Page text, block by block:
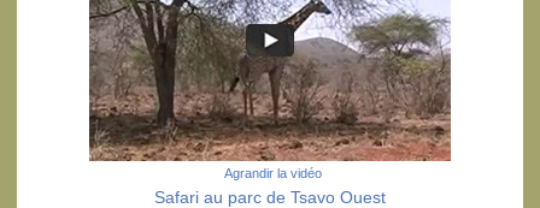
Agrandir la vidéo
Safari au parc de Tsavo Ouest